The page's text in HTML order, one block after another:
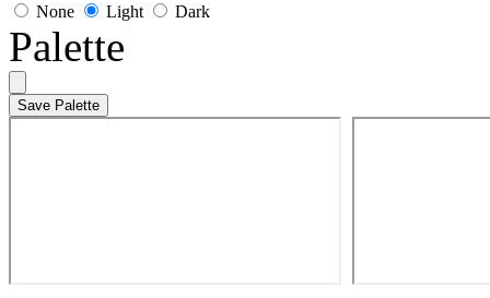
None Light Dark
Palette
Save Palette